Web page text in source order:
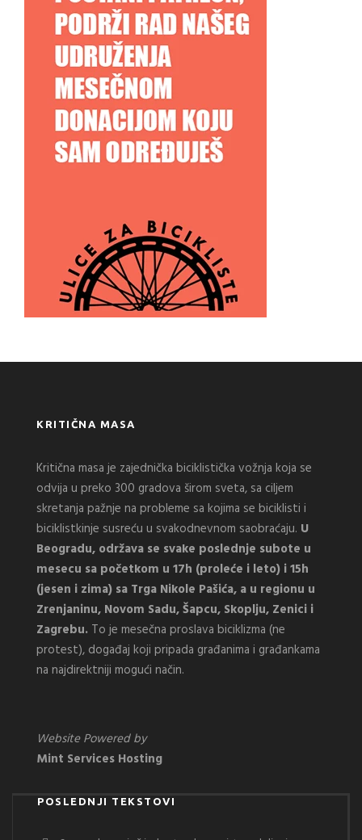
KRITIČNA MASA
Kritična masa je zajednička biciklistička vožnja koja se
odvija u preko 300 gradova širom sveta, sa ciljem
skretanja pažnje na probleme sa kojima se biciklisti i
biciklistkinje susreću u svakodnevnom saobraćaju. U
Beogradu, održava se svake poslednje subote u
mesecu sa početkom u 17h (proleće i leto) i 15h
(jesen i zima) sa Trga Nikole Pašića, a u regionu u
Zrenjaninu, Novom Sadu, Šapcu, Skoplju, Zenici i
Zagrebu. To je mesečna proslava biciklizma (ne
protest), događaj koji pripada građanima i građankama
na najdirektniji mogući način.
Website Powered by
Mint Services Hosting
POSLEDNJI TEKSTOVI